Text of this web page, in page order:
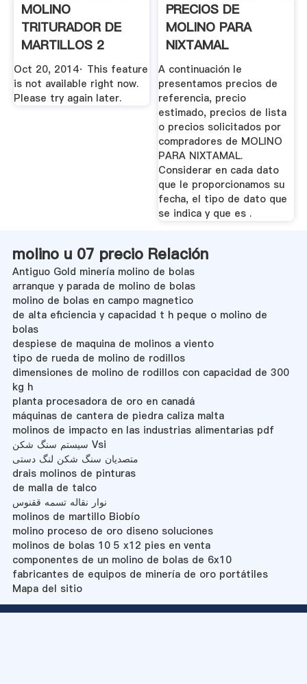
MOLINO
TRITURADOR DE
MARTILLOS 2
YouTube
Oct 20, 2014· This feature
is not available right now.
Please try again later.
PRECIOS DE
MOLINO PARA
NIXTAMAL
A continuación le
presentamos precios de
referencia, precio
estimado, precios de lista
o precios solicitados por
compradores de MOLINO
PARA NIXTAMAL.
Considerar en cada dato
que le proporcionamos su
fecha, el tipo de dato que
se indica y que es .
molino u 07 precio Relación
Antiguo Gold minería molino de bolas
arranque y parada de molino de bolas
molino de bolas en campo magnetico
de alta eficiencia y capacidad t h peque o molino de
bolas
despiese de maquina de molinos a viento
tipo de rueda de molino de rodillos
dimensiones de molino de rodillos con capacidad de 300
kg h
planta procesadora de oro en canadá
máquinas de cantera de piedra caliza malta
molinos de impacto en las industrias alimentarias pdf
سیستم سنگ شکن Vsi
متصدیان سنگ شکن لنگ دستی
drais molinos de pinturas
de malla de talco
نوار نقاله تسمه ققنوس
molinos de martillo Biobío
molino proceso de oro diseno soluciones
molinos de bolas 10 5 x12 pies en venta
componentes de un molino de bolas de 6x10
fabricantes de equipos de minería de oro portátiles
Mapa del sitio